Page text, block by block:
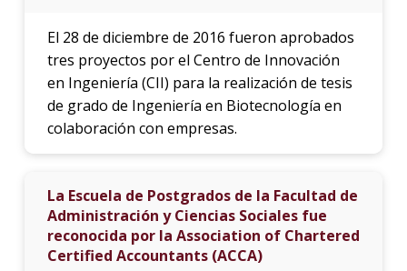
El 28 de diciembre de 2016 fueron aprobados
tres proyectos por el Centro de Innovación
en Ingeniería (CII) para la realización de tesis
de grado de Ingeniería en Biotecnología en
colaboración con empresas.
La Escuela de Postgrados de la Facultad de
Administración y Ciencias Sociales fue
reconocida por la Association of Chartered
Certified Accountants (ACCA)